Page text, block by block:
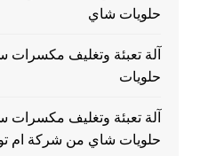
حلويات شاي
آلة تعبئة وتغليف
حلويات
آلة تعبئة وتغليف
حلويات شاي من شركة ام